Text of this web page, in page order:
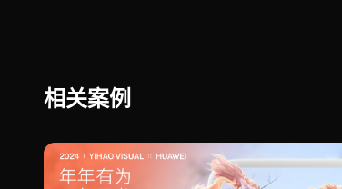
相关案例